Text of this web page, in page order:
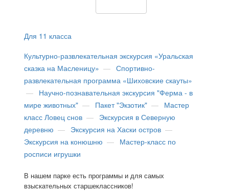
Для 11 класса
Культурно-развлекательная экскурсия «Уральская
сказка на Масленицу» — Спортивно-
развлекательная программа «Шиховские скауты»
— Научно-познавательная экскурсия "Ферма - в
мире животных" — Пакет "Экзотик" — Мастер
класс Ловец снов — Экскурсия в Северную
деревню — Экскурсия на Хаски остров —
Экскурсия на конюшню — Мастер-класс по
росписи игрушки
В нашем парке есть программы и для самых
взыскательных старшеклассников!